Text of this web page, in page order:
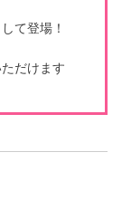
て登場！
だけます